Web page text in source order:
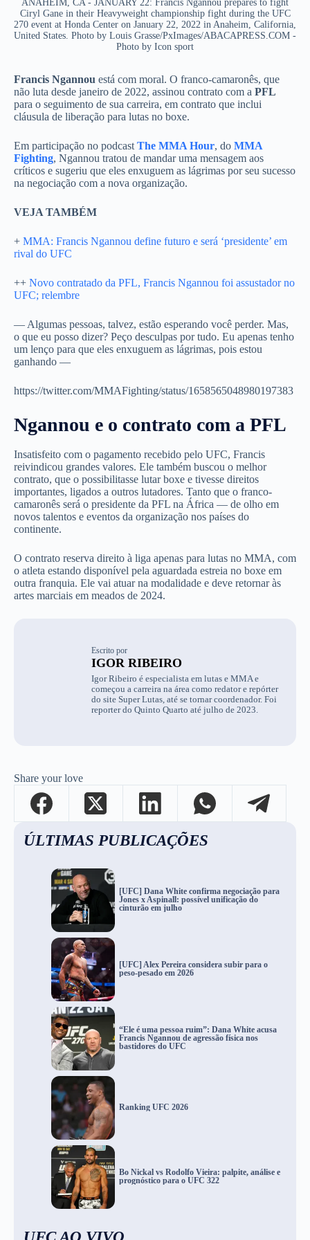
ANAHEIM, CA - JANUARY 22: Francis Ngannou prepares to fight
Ciryl Gane in their Heavyweight championship fight during the UFC
270 event at Honda Center on January 22, 2022 in Anaheim, California,
United States. Photo by Louis Grasse/PxImages/ABACAPRESS.COM -
Photo by Icon sport
Francis Ngannou está com moral. O franco-camaronês, que
não luta desde janeiro de 2022, assinou contrato com a PFL
para o seguimento de sua carreira, em contrato que inclui
cláusula de liberação para lutas no boxe.
Em participação no podcast The MMA Hour, do MMA
Fighting, Ngannou tratou de mandar uma mensagem aos
críticos e sugeriu que eles enxuguem as lágrimas por seu sucesso
na negociação com a nova organização.
VEJA TAMBÉM
+ MMA: Francis Ngannou define futuro e será ‘presidente’ em
rival do UFC
++ Novo contratado da PFL, Francis Ngannou foi assustador no
UFC; relembre
— Algumas pessoas, talvez, estão esperando você perder. Mas,
o que eu posso dizer? Peço desculpas por tudo. Eu apenas tenho
um lenço para que eles enxuguem as lágrimas, pois estou
ganhando —
https://twitter.com/MMAFighting/status/1658565048980197383
Ngannou e o contrato com a PFL
Insatisfeito com o pagamento recebido pelo UFC, Francis
reivindicou grandes valores. Ele também buscou o melhor
contrato, que o possibilitasse lutar boxe e tivesse direitos
importantes, ligados a outros lutadores. Tanto que o franco-
camaronês será o presidente da PFL na África — de olho em
novos talentos e eventos da organização nos países do
continente.
O contrato reserva direito à liga apenas para lutas no MMA, com
o atleta estando disponível pela aguardada estreia no boxe em
outra franquia. Ele vai atuar na modalidade e deve retornar às
artes marciais em meados de 2024.
Escrito por
IGOR RIBEIRO
Igor Ribeiro é especialista em lutas e MMA e
começou a carreira na área como redator e repórter
do site Super Lutas, até se tornar coordenador. Foi
reporter do Quinto Quarto até julho de 2023.
Share your love
ÚLTIMAS PUBLICAÇÕES
[UFC] Dana White confirma negociação para
Jones x Aspinall: possível unificação do
cinturão em julho
[UFC] Alex Pereira considera subir para o
peso-pesado em 2026
“Ele é uma pessoa ruim”: Dana White acusa
Francis Ngannou de agressão física nos
bastidores do UFC
Ranking UFC 2026
Bo Nickal vs Rodolfo Vieira: palpite, análise e
prognóstico para o UFC 322